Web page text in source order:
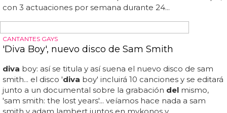
más que Britney
cifras: cobrará más que britney... tmz recuerda que ni
britney ni jennifer lópez en las vegas llegarán a cobrar
lo grande con 'aka', pero j lo ya tiene la vida resuelta, y
ahora todavía más: va a ser jennifer lópez la nueva diva
residente en las vegas, ya que según informa tmz está a
punto de cerrar un jugoso contrato multimillonario... claro
que al final britney se embolsará más dinero que j lo, ya